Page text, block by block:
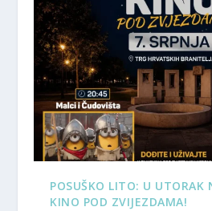
POSUŠKO LITO: U UTORAK
KINO POD ZVIJEZDAMA!